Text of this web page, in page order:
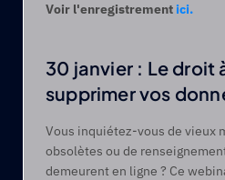
Voir l'enregistrement ici.
30 janvier : Le droit
supprimer vos
Vous inquiétez-vous de vieux
obsolètes ou de
demeurent en ligne ? Ce